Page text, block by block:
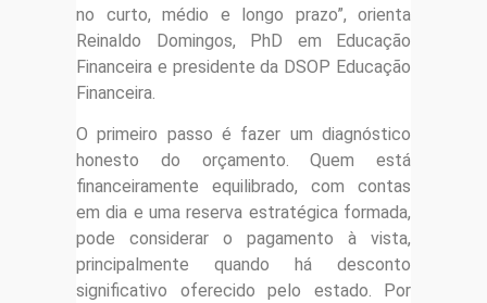
no curto, médio e longo prazo”, orienta
Reinaldo Domingos, PhD em Educação
Financeira e presidente da DSOP Educação
Financeira.
O primeiro passo é fazer um diagnóstico
honesto do orçamento. Quem está
financeiramente equilibrado, com contas
em dia e uma reserva estratégica formada,
pode considerar o pagamento à vista,
principalmente quando há desconto
significativo oferecido pelo estado. Por